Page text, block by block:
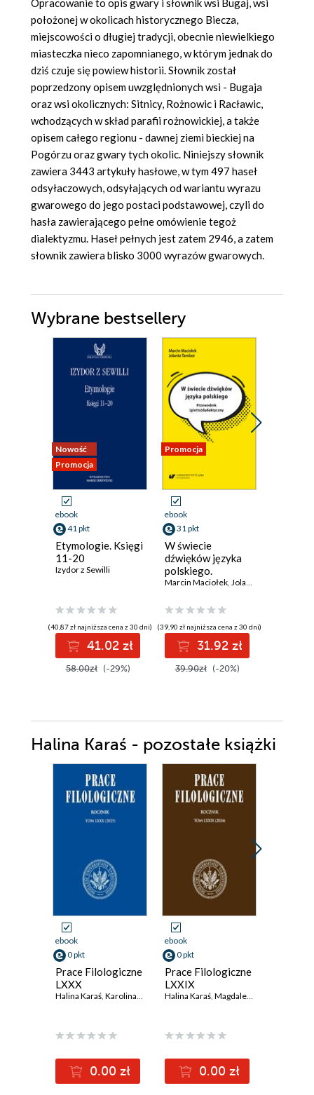
Opracowanie to opis gwary i słownik wsi Bugaj, wsi
położonej w okolicach historycznego Biecza,
miejscowości o długiej tradycji, obecnie niewielkiego
miasteczka nieco zapomnianego, w którym jednak do
dziś czuje się powiew historii. Słownik został
poprzedzony opisem uwzględnionych wsi - Bugaja
oraz wsi okolicznych: Sitnicy, Rożnowic i Racławic,
wchodzących w skład parafii rożnowickiej, a także
opisem całego regionu - dawnej ziemi bieckiej na
Pogórzu oraz gwary tych okolic. Niniejszy słownik
zawiera 3443 artykuły hasłowe, w tym 497 haseł
odsyłaczowych, odsyłających od wariantu wyrazu
gwarowego do jego postaci podstawowej, czyli do
hasła zawierającego pełne omówienie tegoż
dialektyzmu. Haseł pełnych jest zatem 2946, a zatem
słownik zawiera blisko 3000 wyrazów gwarowych.
Wybrane bestsellery
Nowość
Promocja
ebook
41 pkt
Etymologie. Księgi
11-20
Izydor z Sewilli
(40,87 zł najniższa cena z 30 dni)
41.02 zł
58.00zł (-29%)
Promocja
ebook
31 pkt
W świecie
dźwięków języka
polskiego.
Przewodnik
Marcin Maciołek, Jolanta Tambor
(39,90 zł najniższa cena z 30 dni)
31.92 zł
39.90zł (-20%)
Halina Karaś - pozostałe książki
ebook
0 pkt
Prace Filologiczne
LXXX
Halina Karaś Karolina Skwarska ,Zofia Zaron
0.00 zł
ebook
0 pkt
Prace Filologiczne
LXXIX
Halina Karaś Magdalena Wanot-Miśtura
0.00 zł